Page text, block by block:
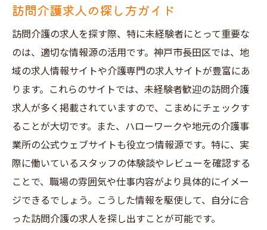
訪問介護求人の探し方ガイド
訪問介護の求人を探す際、特に未経験者にとって重要な
のは、適切な情報源の活用です。神戸市長田区では、地
域の求人情報サイトや介護専門の求人サイトが豊富にあ
ります。これらのサイトでは、未経験者歓迎の訪問介護
求人が多く掲載されていますので、こまめにチェックす
ることが大切です。また、ハローワークや地元の介護事
業所の公式ウェブサイトも役立つ情報源です。特に、実
際に働いているスタッフの体験談やレビューを確認する
ことで、職場の雰囲気や仕事内容がより具体的にイメー
ジできるでしょう。こうした情報を駆使して、自分に合
った訪問介護の求人を探し出すことが可能です。